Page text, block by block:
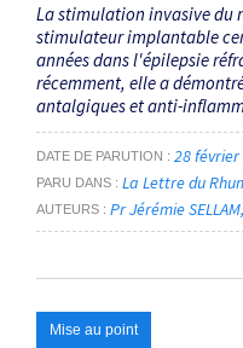
La stimulation invasive du
stimulateur implantable
années dans l'épilepsie
récemment, elle a
antalgiques et anti-
DATE DE PARUTION 28 février
PARU DANS La Lettre du
AUTEURS Pr Jérémie SELLAM
Mise au point